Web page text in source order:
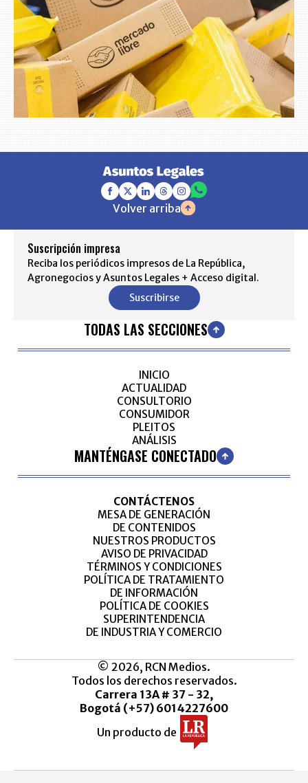
Volver arriba
Suscripción impresa
Reciba los periódicos impresos de La República,
Agronegocios y Asuntos Legales + Acceso digital.
Suscribirse
TODAS LAS SECCIONES
INICIO
ACTUALIDAD
CONSULTORIO
CONSUMIDOR
PLEITOS
ANÁLISIS
MANTÉNGASE CONECTADO
CONTÁCTENOS
MESA DE GENERACIÓN
DE CONTENIDOS
NUESTROS PRODUCTOS
AVISO DE PRIVACIDAD
TÉRMINOS Y CONDICIONES
POLÍTICA DE TRATAMIENTO
DE INFORMACIÓN
POLÍTICA DE COOKIES
SUPERINTENDENCIA
DE INDUSTRIA Y COMERCIO
© 2026, RCN Medios.
Todos los derechos reservados.
Carrera 13A # 37 - 32,
Bogotá (+57) 6014227600
Un producto de